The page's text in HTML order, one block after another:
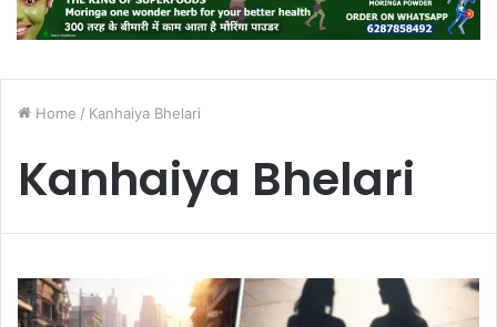
Home / Kanhaiya Bhelari
Kanhaiya Bhelari